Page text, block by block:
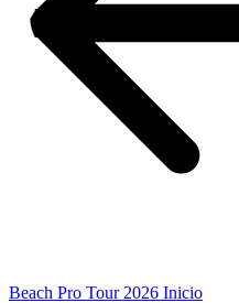
Beach Pro Tour 2026 Inicio